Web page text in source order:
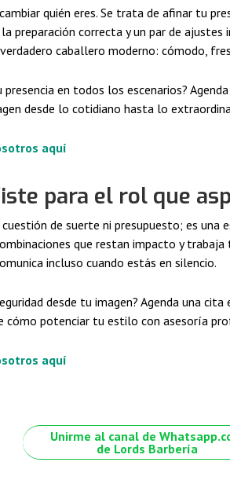
quién eres. Se trata de afinar tu
preparación correcta y un par de
caballero moderno: cómodo,
en todos los escenarios?
desde lo cotidiano hasta lo
aquí
para el rol que
de suerte ni presupuesto; es una
que restan impacto y
incluso cuando estás en silencio.
desde tu imagen? Agenda una cita
cómo potenciar tu estilo con asesoría
aquí
Unirme al canal de
de Lords Barbería